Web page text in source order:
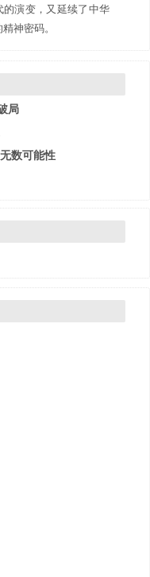
的演变，又延续了中华
神密码。
局
数可能性